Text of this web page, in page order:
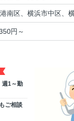
南区、横浜市中区、
円～
週1～勤
ご相談